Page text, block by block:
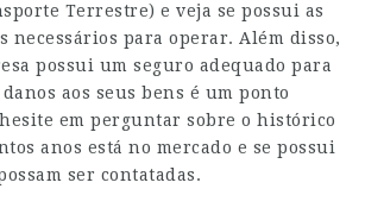
Terrestre) e veja se possui as
necessários para operar. Além disso,
possui um seguro adequado para
aos seus bens é um ponto
em perguntar sobre o histórico
anos está no mercado e se possui
ser contatadas.